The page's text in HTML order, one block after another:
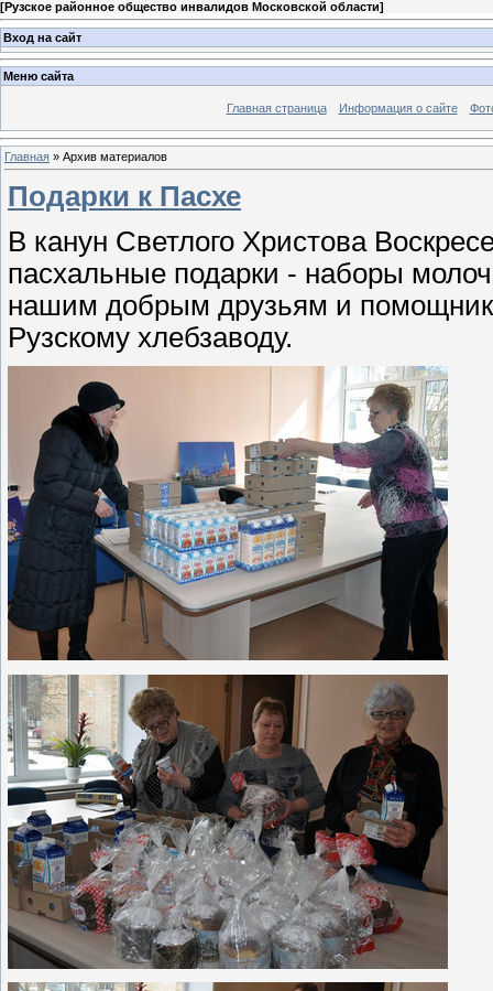
[Рузское районное общество инвалидов Московской области]
Вход на сайт
Меню сайта
Главная страница Информация о сайте
Главная » Архив материалов
Подарки к Пасхе
В канун Светлого Христова
пасхальные подарки - наборы
нашим добрым друзьям и
Рузскому хлебзаводу.